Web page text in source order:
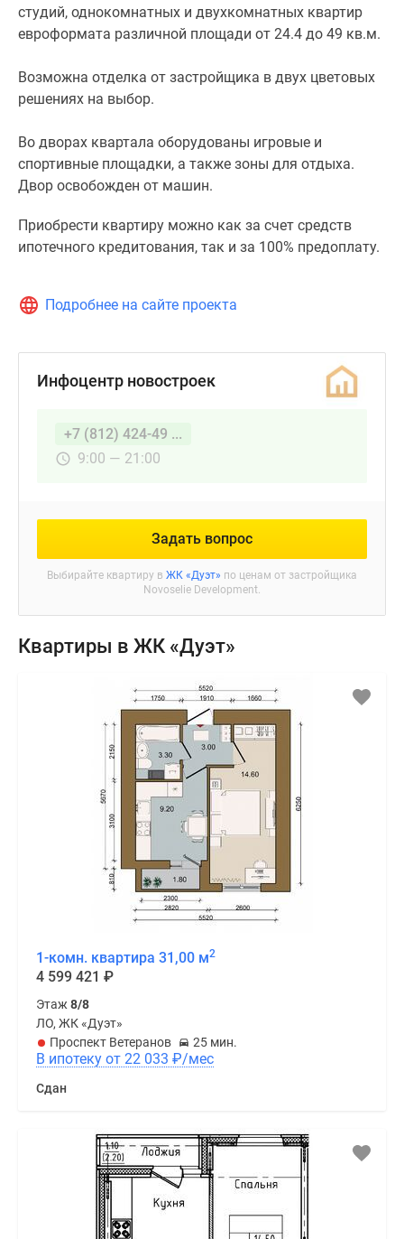
студий, однокомнатных и двухкомнатных квартир
евроформата различной площади от 24.4 до 49 кв.м.
Возможна отделка от застройщика в двух цветовых
решениях на выбор.
Во дворах квартала оборудованы игровые и
спортивные площадки, а также зоны для отдыха.
Двор освобожден от машин.
Приобрести квартиру можно как за счет средств
ипотечного кредитования, так и за 100% предоплату.
Подробнее на сайте проекта
Инфоцентр новостроек
+7 (812) 424-49 ...
9:00 — 21:00
Задать вопрос
Выбирайте квартиру в ЖК «Дуэт» по ценам от застройщика
Novoselie Development.
Квартиры в ЖК «Дуэт»
1-комн. квартира 31,00 м2
4 599 421 ₽
Этаж 8/8
ЛО, ЖК «Дуэт»
Проспект Ветеранов
25 мин.
В ипотеку от 22 033 ₽/мес
Сдан